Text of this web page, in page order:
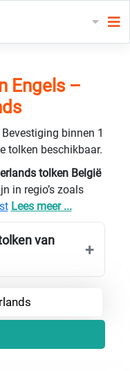
Engels –
binnen 1
tolken beschikbaar.
tolken België
in regio’s zoals
Lees meer ...
van